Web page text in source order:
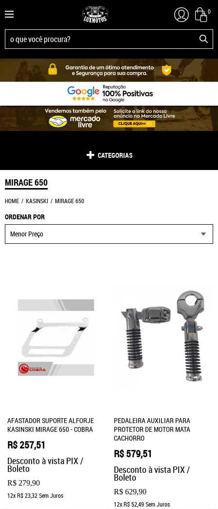
0
CATEGORIAS
MIRAGE 650
HOME KASINSKI MIRAGE 650
ORDENAR POR
Menor Preço
AFASTADOR SUPORTE ALFORJE
KASINSKI MIRAGE 650 - COBRA
R$ 279,90
R$ 257,51
Desconto à vista PIX /
Boleto
12xR$ 23,32Sem Juros
PEDALEIRA AUXILIAR PARA
PROTETOR DE MOTOR MATA
CACHORRO
R$ 629,90
R$ 579,51
Desconto à vista PIX /
Boleto
12xR$ 52,49Sem Juros